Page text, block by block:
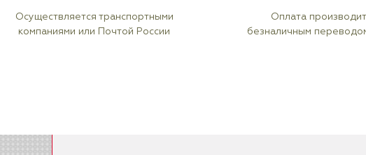
Осуществляется транспортными
компаниями или Почтой России
Оплата
безналичным